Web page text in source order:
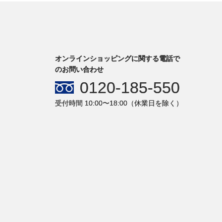
オンラインショッピングに関する電話で
のお問い合わせ
0120-185-550
受付時間 10:00〜18:00（休業日を除く）